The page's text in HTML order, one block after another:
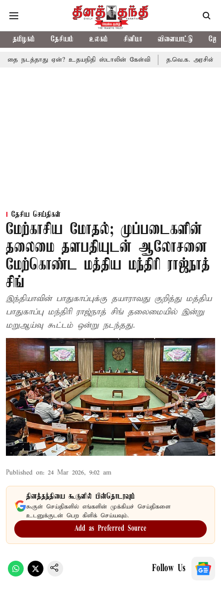
தமிழகம் தேசியம் உலகம் சினிமா விளையாட்டு
ஏன்? உதயநிதி ஸ்டாலின் கேள்வி த.வெ.க. அரசின் முதல்
தேசிய செய்திகள்
மேற்காசிய மோதல்; முப்படைகளின்
தலைமை தளபதியுடன் ஆலோசனை
மேற்கொண்ட மத்திய மந்திரி ராஜ்நாத்
சிங்
இந்தியாவின் பாதுகாப்புக்கு தயாராவது குறித்து மத்திய
பாதுகாப்பு மந்திரி ராஜ்நாத் சிங் தலைமையில் இன்று
மறுஆய்வு கூட்டம் ஒன்று நடந்தது.
Published on: 24 Mar 2026, 9:02 am
தினத்தந்தியை கூகுளில் பின்தொடரவும்
கூகுள் செய்திகளில் எங்களின் முக்கியச் செய்திகளை
உடனுக்குடன் பெற கிளிக் செய்யவும்.
Add as Preferred Source
Follow Us